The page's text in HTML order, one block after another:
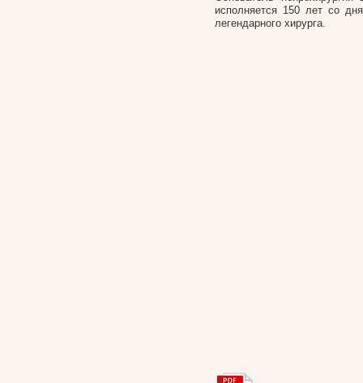
исполняется 150 лет со
легендарного хирурга.